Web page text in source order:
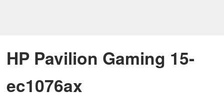
HP Pavilion Gaming 15-
ec1076ax